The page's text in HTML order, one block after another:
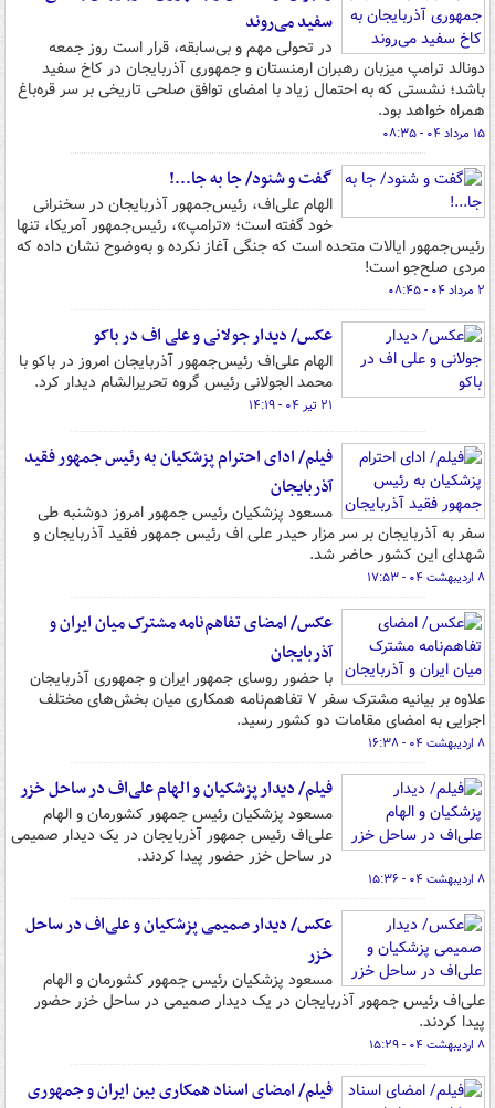
سفید می‌روند
در تحولی مهم و بی‌سابقه، قرار است روز جمعه
دونالد ترامپ میزبان رهبران ارمنستان و جمهوری آذربایجان در کاخ سفید
باشد؛ نشستی که به احتمال زیاد با امضای توافق صلحی تاریخی بر سر قره‌باغ
همراه خواهد بود.
۱۵ مرداد ۰۴ - ۰۸:۳۵
گفت و شنود/ جا ‌به‌ جا...!
الهام علی‌اف، رئیس‌جمهور آذربایجان در سخنرانی
خود گفته است؛ «‌ترامپ‌»، رئیس‌جمهور آمریکا، تنها
رئیس‌جمهور ایالات متحده است که جنگی آغاز نکرده و به‌وضوح نشان داده که
مردی صلح‌جو است!
۲ مرداد ۰۴ - ۰۸:۴۵
عکس/ دیدار جولانی و علی اف در باکو
الهام علی‌اف رئیس‌جمهور آذربایجان امروز در باکو با
محمد الجولانی رئیس گروه تحریرالشام دیدار کرد.
۲۱ تیر ۰۴ - ۱۴:۱۹
فیلم/ ادای احترام پزشکیان به رئیس جمهور فقید
آذربایجان
مسعود پزشکیان رئیس جمهور امروز دوشنبه طی
سفر به آذربایجان بر سر مزار حیدر علی اف رئیس جمهور فقید آذربایجان و
شهدای این کشور حاضر شد.
۸ اردیبهشت ۰۴ - ۱۷:۵۳
عکس/ امضای تفاهم‌نامه مشترک میان ایران و
آذربایجان
با حضور روسای جمهور ایران و جمهوری آذربایجان
علاوه بر بیانیه مشترک سفر ۷ تفاهم‌نامه همکاری میان بخش‌های مختلف
اجرایی به امضای مقامات دو کشور رسید.
۸ اردیبهشت ۰۴ - ۱۶:۳۸
فیلم/ دیدار پزشکیان و الهام علی‌اف در ساحل خزر
مسعود پزشکیان رئیس جمهور کشورمان و الهام
علی‌اف رئیس جمهور آذربایجان در یک دیدار صمیمی
در ساحل خزر حضور پیدا کردند.
۸ اردیبهشت ۰۴ - ۱۵:۳۶
عکس/ دیدار صمیمی پزشکیان و علی‌اف در ساحل
خزر
مسعود پزشکیان رئیس جمهور کشورمان و الهام
علی‌اف رئیس جمهور آذربایجان در یک دیدار صمیمی در ساحل خزر حضور
پیدا کردند.
۸ اردیبهشت ۰۴ - ۱۵:۲۹
فیلم/ امضای اسناد همکاری بین ایران و جمهوری